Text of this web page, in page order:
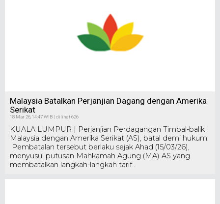
Malaysia Batalkan Perjanjian Dagang dengan Amerika
Serikat
18 Mar 26, 14:47 WIB | dilihat 626
KUALA LUMPUR | Perjanjian Perdagangan Timbal-balik
Malaysia dengan Amerika Serikat (AS), batal demi hukum.
Pembatalan tersebut berlaku sejak Ahad (15/03/26),
menyusul putusan Mahkamah Agung (MA) AS yang
membatalkan langkah-langkah tarif..